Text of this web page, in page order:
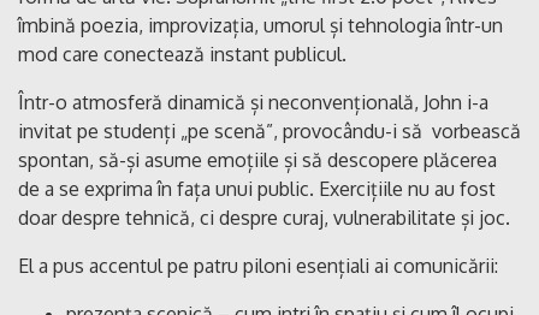
îmbină poezia, improvizația, umorul și tehnologia într-un
mod care conectează instant publicul.
Într-o atmosferă dinamică și neconvențională, John i-a
invitat pe studenți „pe scenă”, provocându-i să vorbească
spontan, să-și asume emoțiile și să descopere plăcerea
de a se exprima în fața unui public. Exercițiile nu au fost
doar despre tehnică, ci despre curaj, vulnerabilitate și joc.
El a pus accentul pe patru piloni esențiali ai comunicării: